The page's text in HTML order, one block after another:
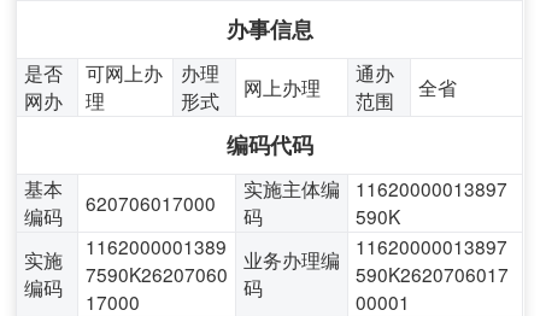
办事信息
是否
网办
可网上办
理
办理
形式
网上办理
通办
范围
全省
编码代码
基本
编码
620706017000
实施主体编
码
11620000013897
590K
实施
编码
1162000001389
7590K26207060
17000
业务办理编
码
11620000013897
590K2620706017
00001